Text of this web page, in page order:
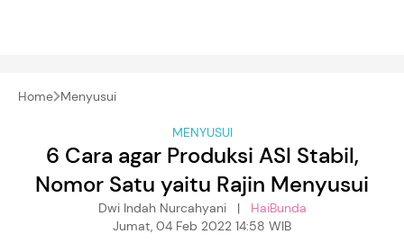
Home Menyusui
MENYUSUI
6 Cara agar Produksi ASI Stabil,
Nomor Satu yaitu Rajin Menyusui
Dwi Indah Nurcahyani | HaiBunda
Jumat, 04 Feb 2022 14:58 WIB